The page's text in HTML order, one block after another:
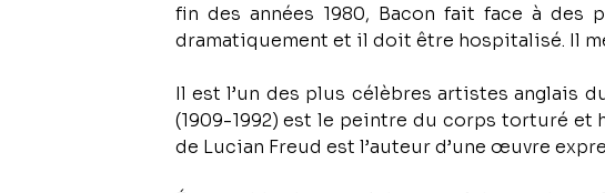
fin des années 1980, Bacon fait face à des
dramatiquement et il doit être hospitalisé. Il
Il est l’un des plus célèbres artistes anglais
(1909-1992) est le peintre du corps torturé